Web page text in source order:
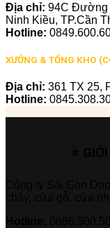
Địa chỉ: 94C Đường
Ninh Kiều, TP.Cần
Hotline:
XƯỞNG & TỔNG KHO
Địa chỉ: 361 TX 25,
Hotline: